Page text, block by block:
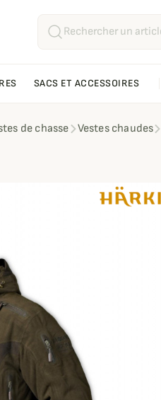
SACS ET ACCESSOIRES
de chasse Vestes chaudes